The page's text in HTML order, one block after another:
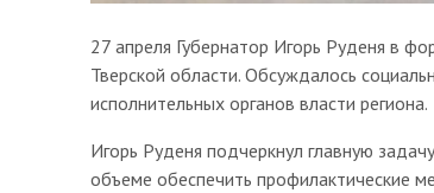
27 апреля Губернатор Игорь Руденя в
Тверской области. Обсуждалось
исполнительных органов власти региона.
Игорь Руденя подчеркнул главную
объеме обеспечить профилактические